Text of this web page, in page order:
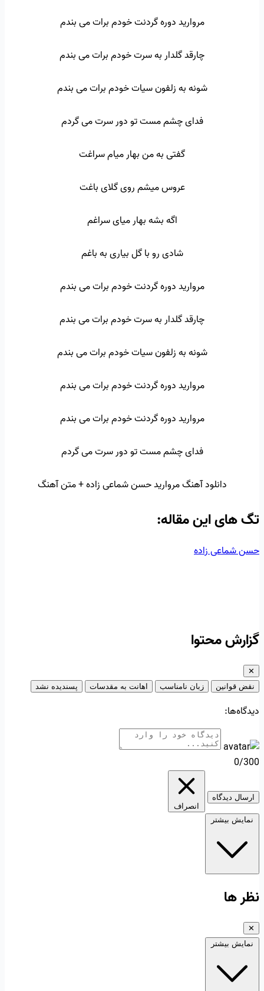
مروارید دوره گردنت خودم برات می بندم
چارقد گلدار به سرت خودم برات می بندم
شونه به زلفون سیات خودم برات می بندم
فدای چشم مست تو دور سرت می گردم
گفتی به من بهار میام سراغت
عروس میشم روی گلای باغت
اگه بشه بهار میای سراغم
شادی رو با گل بیاری به باغم
مروارید دوره گردنت خودم برات می بندم
چارقد گلدار به سرت خودم برات می بندم
شونه به زلفون سیات خودم برات می بندم
مروارید دوره گردنت خودم برات می بندم
مروارید دوره گردنت خودم برات می بندم
فدای چشم مست تو دور سرت می گردم
دانلود آهنگ مروارید حسن شماعی زاده + متن آهنگ
تگ‌ های این مقاله:
حسن شماعی زاده
گزارش محتوا
✕
نقض قوانین
زبان نامناسب اهانت به مقدسات پسندیده نشد
دیدگاه‌ها:
0/300
ارسال دیدگاه
انصراف
نمایش بیشتر
نظر ها
✕
نمایش بیشتر